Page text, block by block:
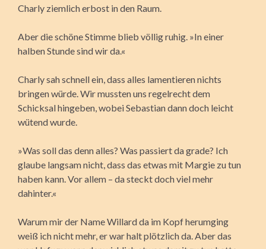
Charly ziemlich erbost in den Raum.
Aber die schöne Stimme blieb völlig ruhig. »In einer
halben Stunde sind wir da.«
Charly sah schnell ein, dass alles lamentieren nichts
bringen würde. Wir mussten uns regelrecht dem
Schicksal hingeben, wobei Sebastian dann doch leicht
wütend wurde.
»Was soll das denn alles? Was passiert da grade? Ich
glaube langsam nicht, dass das etwas mit Margie zu tun
haben kann. Vor allem – da steckt doch viel mehr
dahinter.«
Warum mir der Name Willard da im Kopf herumging
weiß ich nicht mehr, er war halt plötzlich da. Aber das